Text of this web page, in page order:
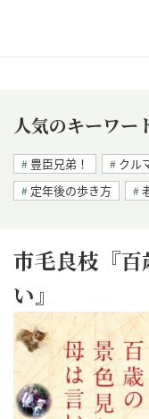
人気のキーワー
豊臣兄弟！ クル
定年後の歩き方
市毛良枝『
い』